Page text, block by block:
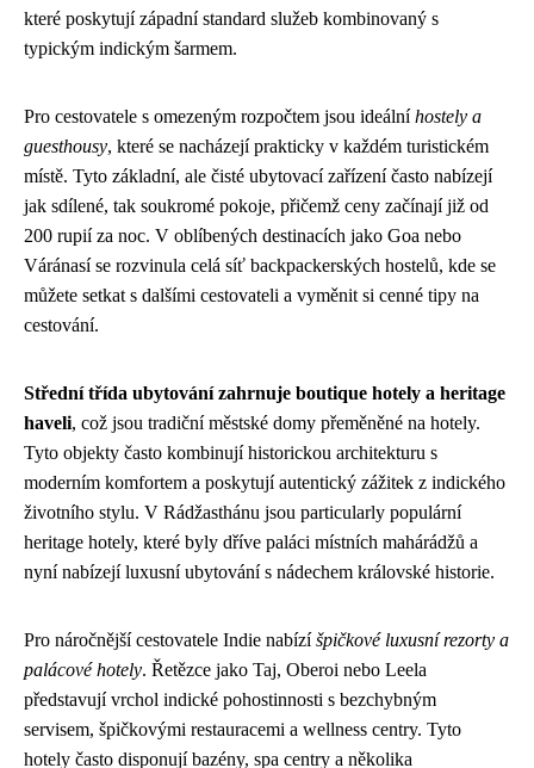
které poskytují západní standard služeb kombinovaný s
typickým indickým šarmem.
Pro cestovatele s omezeným rozpočtem jsou ideálníhostely a
guesthousy, které se nacházejí prakticky v každém turistickém
místě. Tyto základní, ale čisté ubytovací zařízení často nabízejí
jak sdílené, tak soukromé pokoje, přičemž ceny začínají již od
200 rupií za noc. V oblíbených destinacích jako Goa nebo
Váránasí se rozvinula celá síť backpackerských hostelů, kde se
můžete setkat s dalšími cestovateli a vyměnit si cenné tipy na
cestování.
Střední třída ubytování zahrnuje boutique hotely a heritage
haveli, což jsou tradiční městské domy přeměněné na hotely.
Tyto objekty často kombinují historickou architekturu s
moderním komfortem a poskytují autentický zážitek z indického
životního stylu. V Rádžasthánu jsou particularly populární
heritage hotely, které byly dříve paláci místních mahárádžů a
nyní nabízejí luxusní ubytování s nádechem královské historie.
Pro náročnější cestovatele Indie nabízíšpičkové luxusní rezorty a
palácové hotely. Řetězce jako Taj, Oberoi nebo Leela
představují vrchol indické pohostinnosti s bezchybným
servisem, špičkovými restauracemi a wellness centry. Tyto
hotely často disponují bazény, spa centry a několika